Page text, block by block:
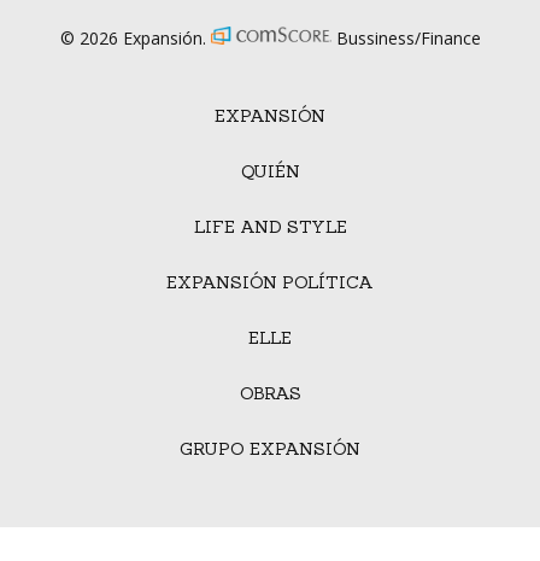
EXPANSIÓN
QUIÉN
LIFE AND STYLE
EXPANSIÓN POLÍTICA
ELLE
OBRAS
GRUPO EXPANSIÓN
© 2026 Expansión. Bussiness/Finance